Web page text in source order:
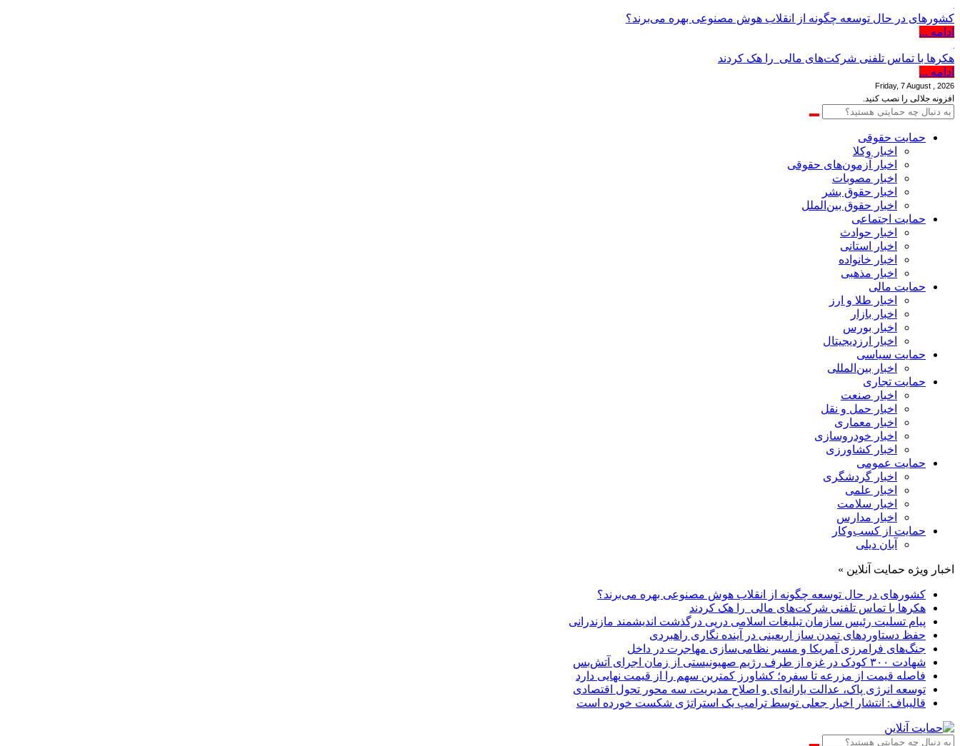
کشورهای در حال توسعه چگونه از انقلاب هوش مصنوعی بهره می‌برند؟
ادامه ...
هکرها با تماس تلفنی شرکت‌های مالی را هک کردند
ادامه ...
Friday, 7 August , 2026
افزونه جلالی را نصب کنید.
حمایت حقوقی
اخبار وکلا
اخبار آزمون‌های حقوقی
اخبار مصوبات
اخبار حقوق بشر
اخبار حقوق بین‌الملل
حمایت اجتماعی
اخبار حوادث
اخبار استانی
اخبار خانواده
اخبار مذهبی
حمایت مالی
اخبار طلا و ارز
اخبار بازار
اخبار بورس
اخبار ارزدیجیتال
حمایت سیاسی
اخبار بین‌المللی
حمایت تجاری
اخبار صنعت
اخبار حمل و نقل
اخبار معماری
اخبار خودروسازی
اخبار کشاورزی
حمایت عمومی
اخبار گردشگری
اخبار علمی
اخبار سلامت
اخبار مدارس
حمایت از کسب‌وکار
آبان دیلی
اخبار ویژه حمایت آنلاین »
کشورهای در حال توسعه چگونه از انقلاب هوش مصنوعی بهره می‌برند؟
هکرها با تماس تلفنی شرکت‌های مالی را هک کردند
پیام تسلیت رئیس سازمان تبلیغات اسلامی درپی درگذشت اندیشمند مازندرانی
حفظ دستاوردهای تمدن ساز اربعینی در آینده نگاری راهبردی
جنگ‌های فرامرزی آمریکا و مسیر نظامی‌سازی مهاجرت در داخل
شهادت ۳۰۰ کودک در غزه از طرف رژیم صهیونیستی از زمان اجرای آتش‌بس
فاصله قیمت از مزرعه تا سفره؛ کشاورز کمترین سهم را از قیمت نهایی دارد
توسعه انرژی پاک، عدالت یارانه‌ای و اصلاح مدیریت، سه محور تحول اقتصادی
قالیباف: انتشار اخبار جعلی توسط ترامپ یک استراتژی شکست خورده است